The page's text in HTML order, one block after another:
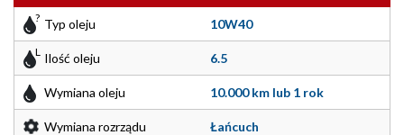
Typ oleju 10W40
Ilość oleju 6.5
Wymiana oleju 10.000 km lub 1 rok
Wymiana rozrządu Łańcuch